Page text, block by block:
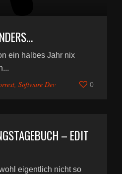
ein halbes Jahr nix
, Software Dev 0
– EDIT
eigentlich nicht so